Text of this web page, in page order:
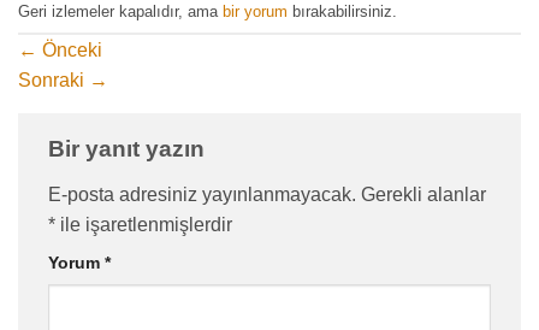
Geri izlemeler kapalıdır, ama bir yorum bırakabilirsiniz.
← Önceki
Sonraki →
Bir yanıt yazın
E-posta adresiniz yayınlanmayacak. Gerekli alanlar
* ile işaretlenmişlerdir
Yorum *